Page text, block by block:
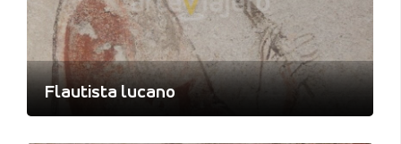
Flautista lucano